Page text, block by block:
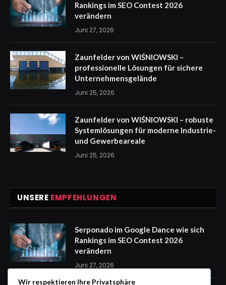
Rankings im SEO Contest 2026
verändern
Juni 27, 2026
Zaunfelder von WIŚNIOWSKI –
professionelle Lösungen für sichere
Unternehmensgelände
Juni 25, 2026
Zaunfelder von WIŚNIOWSKI – robuste
Systemlösungen für moderne Industrie-
und Gewerbeareale
Juni 25, 2026
UNSERE EMPFEHLUNGEN
Serponado im Google Dance wie sich
Rankings im SEO Contest 2026
verändern
Juni 27, 2026
Wir respektieren Ihre Privatsphäre